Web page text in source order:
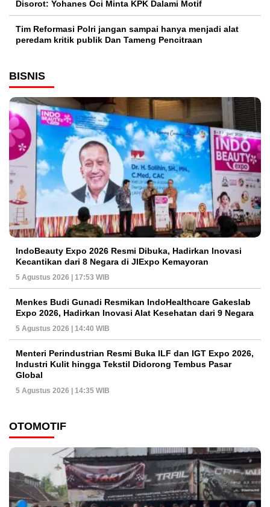
Disorot: Yohanes Oci Minta KPK Dalami Motif
Tim Reformasi Polri jangan sampai hanya menjadi alat
peredam kritik publik Dan Tameng Pencitraan
BISNIS
IndoBeauty Expo 2026 Resmi Dibuka, Hadirkan Inovasi
Kecantikan dari 8 Negara di JIExpo Kemayoran
5 Agustus 2026 | 17:53 WIB
Menkes Budi Gunadi Resmikan IndoHealthcare Gakeslab
Expo 2026, Hadirkan Inovasi Alat Kesehatan dari 9 Negara
5 Agustus 2026 | 14:40 WIB
Menteri Perindustrian Resmi Buka ILF dan IGT Expo 2026,
Industri Kulit hingga Tekstil Didorong Tembus Pasar
Global
5 Agustus 2026 | 14:35 WIB
OTOMOTIF